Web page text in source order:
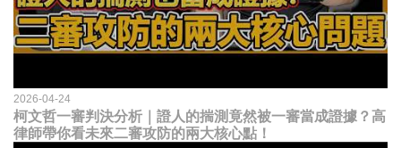
2026-04-24
柯文哲一審判決分析｜證人的揣測竟然被一審當成證據？高
律師帶你看未來二審攻防的兩大核心點！